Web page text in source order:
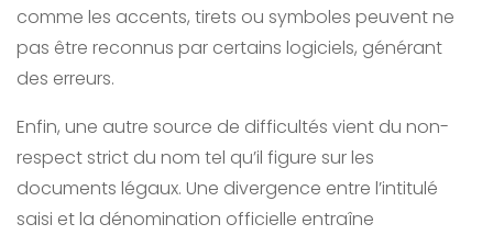
comme les accents, tirets ou symboles peuvent ne
pas être reconnus par certains logiciels, générant
des erreurs.
Enfin, une autre source de difficultés vient du non-
respect strict du nom tel qu’il figure sur les
documents légaux. Une divergence entre l’intitulé
saisi et la dénomination officielle entraîne